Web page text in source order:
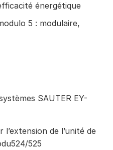
énergétique
5 : modulaire,
SAUTER EY-
de l’unité de
525